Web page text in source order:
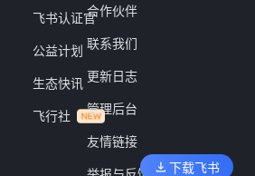
飞书认证官
公益计划
生态快讯
飞行社
合作伙伴
联系我们
更新日志
管理后台
友情链接
下载飞书